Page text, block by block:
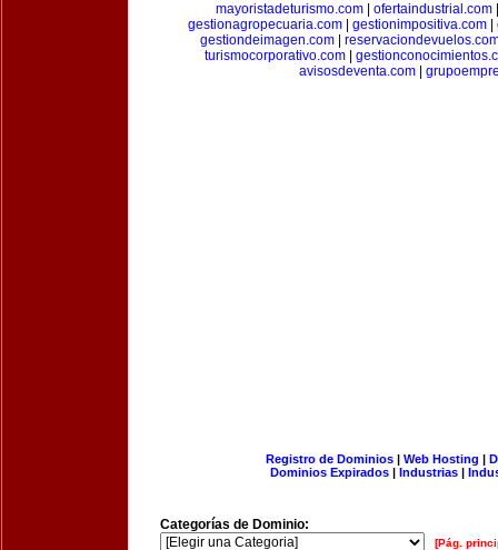
mayoristadeturismo.com| ofertaindustrial.com
gestionagropecuaria.com
gestionimpositiva.com
gestiondeimagen.com
turismocorporativo.com
avisosdeventa.com
Registro de Dominios| Web Hosting |
Dominios Expirados | Industrias |
Categorías de Dominio:
[Pág.